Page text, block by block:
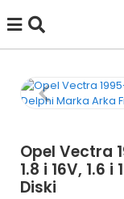
Opel Vectra
1.8 i 16V, 1.6
Diski